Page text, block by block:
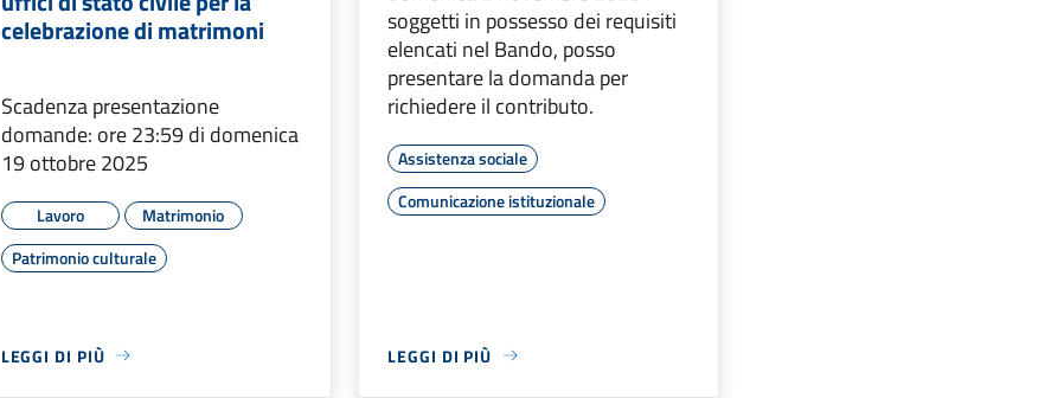
celebrazione di matrimoni
Scadenza presentazione
domande: ore 23:59 di domenica
19 ottobre 2025
Lavoro
Matrimonio
Patrimonio culturale
LEGGI DI PIÙ
soggetti in possesso dei requisiti
elencati nel Bando, posso
presentare la domanda per
richiedere il contributo.
Assistenza sociale
Comunicazione istituzionale
LEGGI DI PIÙ